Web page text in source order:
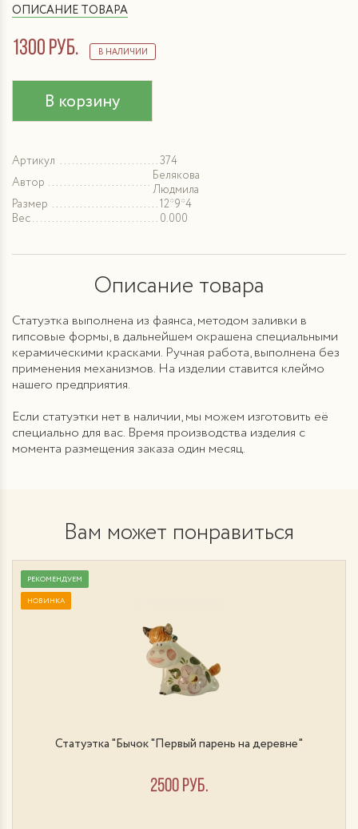
ОПИСАНИЕ ТОВАРА
1300 руб. В НАЛИЧИИ
В корзину
Артикул
374
Автор
Белякова
Людмила
Размер
12*9*4
Вес
0.000
Описание товара
Статуэтка выполнена из фаянса, методом заливки в
гипсовые формы, в дальнейшем окрашена специальными
керамическими красками. Ручная работа, выполнена без
применения механизмов. На изделии ставится клеймо
нашего предприятия.
Если статуэтки нет в наличии, мы можем изготовить её
специально для вас. Время производства изделия с
момента размещения заказа один месяц.
Вам может понравиться
РЕКОМЕНДУЕМ
НОВИНКА
Статуэтка "Бычок "Первый парень на деревне"
2500 руб.